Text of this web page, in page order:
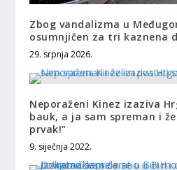
Zbog vandalizma u
osumnjičen za tri kaznena
29. srpnja 2026.
Neporaženi Kinez izaziva
bauk, a ja sam spreman i
prvak!”
9. siječnja 2022.